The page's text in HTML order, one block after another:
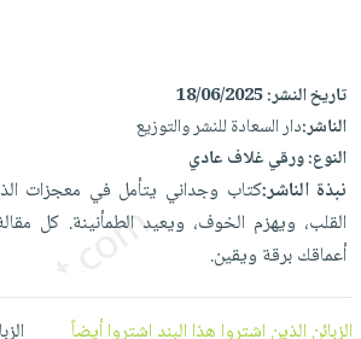
على
Android
تحميل
على
Apple
masmu3
على
Apple
جوائز
العناية
الشخصية
العناية
وتصفيف
الشعر
بالجسم
المطبخ
والسفرة
جديد
الكل
أواني
الطهي
أدوات
متجر
الهدايا
أقسام
تاريخ النشر:18/06/2025
الناشر:دار السعادة للنشر والتوزيع
النوع:ورقي غلاف عادي
نبذة الناشر:كتاب وجداني يتأمل في معجزات
القلب، ويهزم الخوف، ويعيد الطمأنينة. كل
أعماقك برقة ويقين.
الزبائن الذين اشتروا هذا البند اشتروا أيضاً